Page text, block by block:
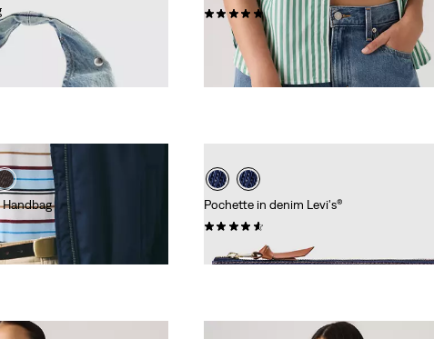
(0)
€ 39,00
Handbag
Pochette in denim Levi's®
€ 29,00